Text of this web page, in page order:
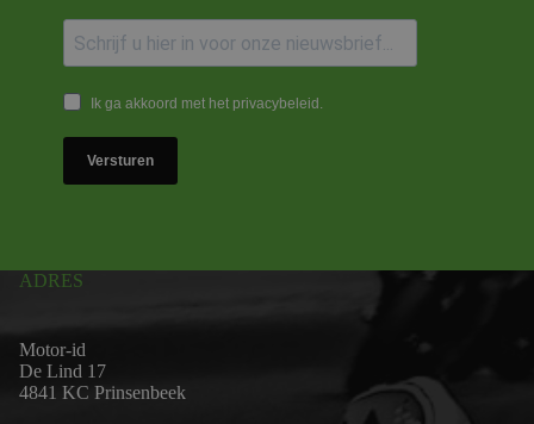
Ik ga akkoord met het privacybeleid.
Versturen
ADRES
Motor-id
De Lind 17
4841 KC Prinsenbeek